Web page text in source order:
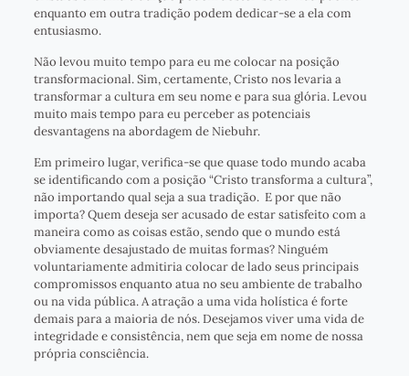
enquanto em outra tradição podem dedicar-se a ela com
entusiasmo.
Não levou muito tempo para eu me colocar na posição
transformacional. Sim, certamente, Cristo nos levaria a
transformar a cultura em seu nome e para sua glória. Levou
muito mais tempo para eu perceber as potenciais
desvantagens na abordagem de Niebuhr.
Em primeiro lugar, verifica-se que quase todo mundo acaba
se identificando com a posição “Cristo transforma a cultura”,
não importando qual seja a sua tradição. E por que não
importa? Quem deseja ser acusado de estar satisfeito com a
maneira como as coisas estão, sendo que o mundo está
obviamente desajustado de muitas formas? Ninguém
voluntariamente admitiria colocar de lado seus principais
compromissos enquanto atua no seu ambiente de trabalho
ou na vida pública. A atração a uma vida holística é forte
demais para a maioria de nós. Desejamos viver uma vida de
integridade e consistência, nem que seja em nome de nossa
própria consciência.